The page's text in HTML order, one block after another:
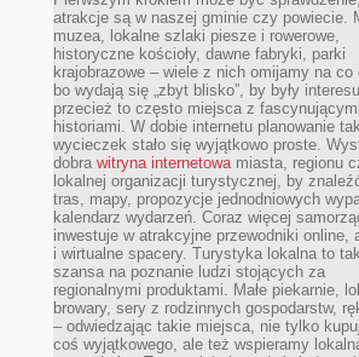
atrakcje są w naszej gminie czy powiecie.
muzea, lokalne szlaki piesze i rowerowe,
historyczne kościoły, dawne fabryki, parki
krajobrazowe – wiele z nich omijamy na co
bo wydają się „zbyt blisko”, by były
przecież to często miejsca z fascynującymi
historiami. W dobie internetu planowanie
wycieczek stało się wyjątkowo proste.
dobra witryna internetowamiasta, regionu
lokalnej organizacji turystycznej, by
tras, mapy, propozycje jednodniowych
kalendarz wydarzeń. Coraz więcej
inwestuje w atrakcyjne przewodniki online,
i wirtualne spacery. Turystyka lokalna to
szansa na poznanie ludzi stojących za
regionalnymi produktami. Małe piekarnie,
browary, sery z rodzinnych gospodarstw,
– odwiedzając takie miejsca, nie tylko
coś wyjątkowego, ale też wspieramy